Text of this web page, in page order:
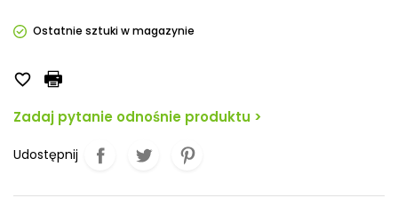
Ostatnie sztuki w magazynie

Zadaj pytanie odnośnie produktu >
Udostępnij